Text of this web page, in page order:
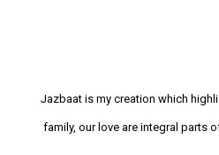
Jazbaat is my creation which
family, our love are integral parts